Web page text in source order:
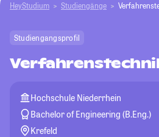
HeyStudium Studiengänge
Studiengangsprofil
Hochschule Niederrhein
Bachelor of Engineering (B.Eng.)
Krefeld